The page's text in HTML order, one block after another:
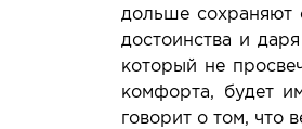
дольше сохраняют
достоинства и
который не
комфорта, будет
говорит о том, что